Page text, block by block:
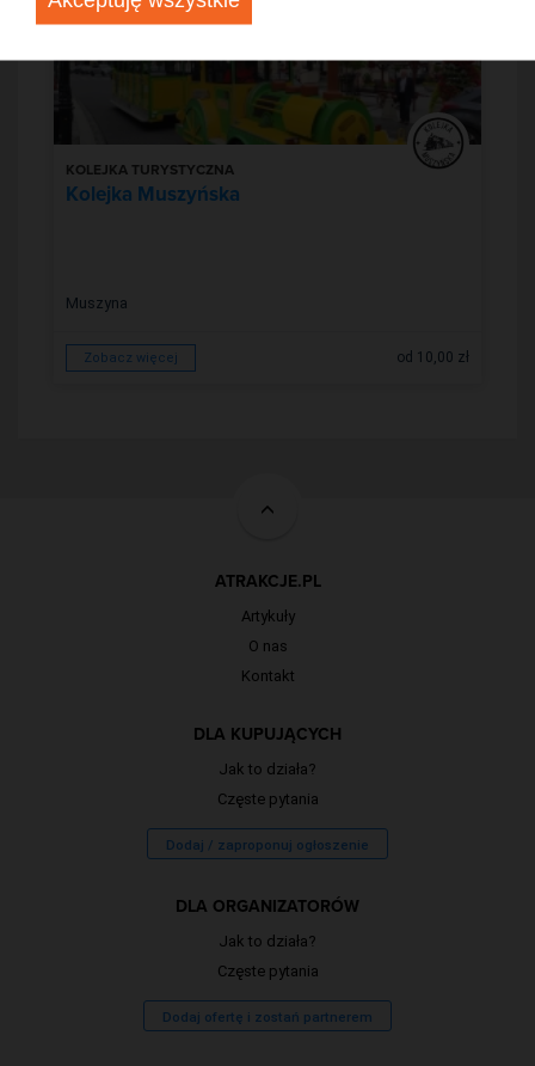
KOLEJKA TURYSTYCZNA
Kolejka Muszyńska
Muszyna
Zobacz więcej od 10,00 zł
ATRAKCJE.PL
Artykuły
O nas
Kontakt
DLA KUPUJĄCYCH
Jak to działa?
Częste pytania
Dodaj / zaproponuj ogłoszenie
DLA ORGANIZATORÓW
Jak to działa?
Częste pytania
Dodaj ofertę i zostań partnerem